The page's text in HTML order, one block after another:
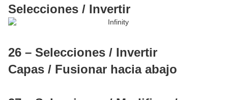
Selecciones / Invertir
26 – Selecciones / Invertir
Capas / Fusionar hacia abajo